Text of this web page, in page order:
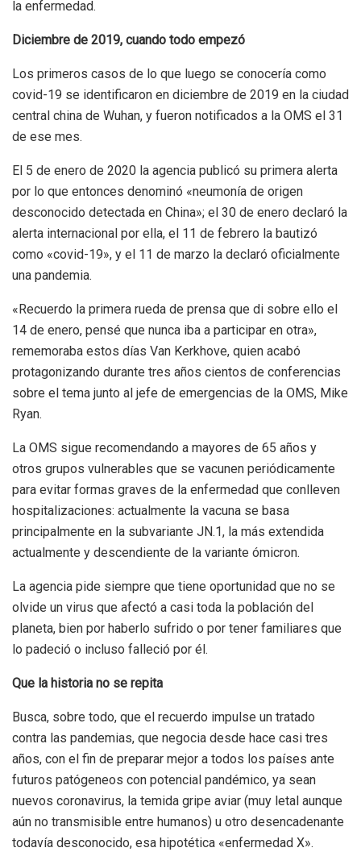
la enfermedad.
Diciembre de 2019, cuando todo empezó
Los primeros casos de lo que luego se conocería como
covid-19 se identificaron en diciembre de 2019 en la ciudad
central china de Wuhan, y fueron notificados a la OMS el 31
de ese mes.
El 5 de enero de 2020 la agencia publicó su primera alerta
por lo que entonces denominó «neumonía de origen
desconocido detectada en China»; el 30 de enero declaró la
alerta internacional por ella, el 11 de febrero la bautizó
como «covid-19», y el 11 de marzo la declaró oficialmente
una pandemia.
«Recuerdo la primera rueda de prensa que di sobre ello el
14 de enero, pensé que nunca iba a participar en otra»,
rememoraba estos días Van Kerkhove, quien acabó
protagonizando durante tres años cientos de conferencias
sobre el tema junto al jefe de emergencias de la OMS, Mike
Ryan.
La OMS sigue recomendando a mayores de 65 años y
otros grupos vulnerables que se vacunen periódicamente
para evitar formas graves de la enfermedad que conlleven
hospitalizaciones: actualmente la vacuna se basa
principalmente en la subvariante JN.1, la más extendida
actualmente y descendiente de la variante ómicron.
La agencia pide siempre que tiene oportunidad que no se
olvide un virus que afectó a casi toda la población del
planeta, bien por haberlo sufrido o por tener familiares que
lo padeció o incluso falleció por él.
Que la historia no se repita
Busca, sobre todo, que el recuerdo impulse un tratado
contra las pandemias, que negocia desde hace casi tres
años, con el fin de preparar mejor a todos los países ante
futuros patógeneos con potencial pandémico, ya sean
nuevos coronavirus, la temida gripe aviar (muy letal aunque
aún no transmisible entre humanos) u otro desencadenante
todavía desconocido, esa hipotética «enfermedad X».